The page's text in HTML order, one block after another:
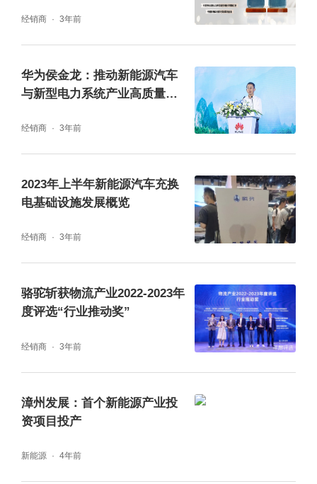
府、经开区相关负责人与来自大合新能源、国
能、上海捷能智电、重庆幸福千万家、泰康资
产、华夏银行重庆分行、招商银行重庆分行、
版图重建”、“资本秩序与模式创新”两个大议题
下,围绕充换储泊全市一张网基础设施布局、车
电分离、资本效率、生态构建等多个议题展开
重庆市南岸区副区长游泳、重庆经开区管委会
副主任谭昊、肖鼎光也一起出席沙龙。游泳副
金融、科技金融一起助力,与企业家、投资人和
金融机构一起,推动重庆金融与实体产业的融
经销商 3年前
华为侯金龙：推动新能源汽车
与新型电力系统产业高质量发
经销商 3年前
2023年上半年新能源汽车充换
电基础设施发展概览
经销商 3年前
骆驼斩获物流产业2022-2023年
度评选“行业推动奖”
经销商 3年前
漳州发展：首个新能源产业投
资项目投产
新能源 4年前